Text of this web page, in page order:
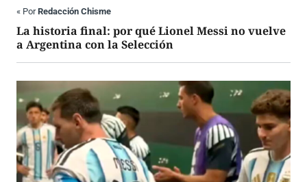
« PorRedacción Chisme
La historia final: por qué Lionel Messi no vuelve
a Argentina con la Selección